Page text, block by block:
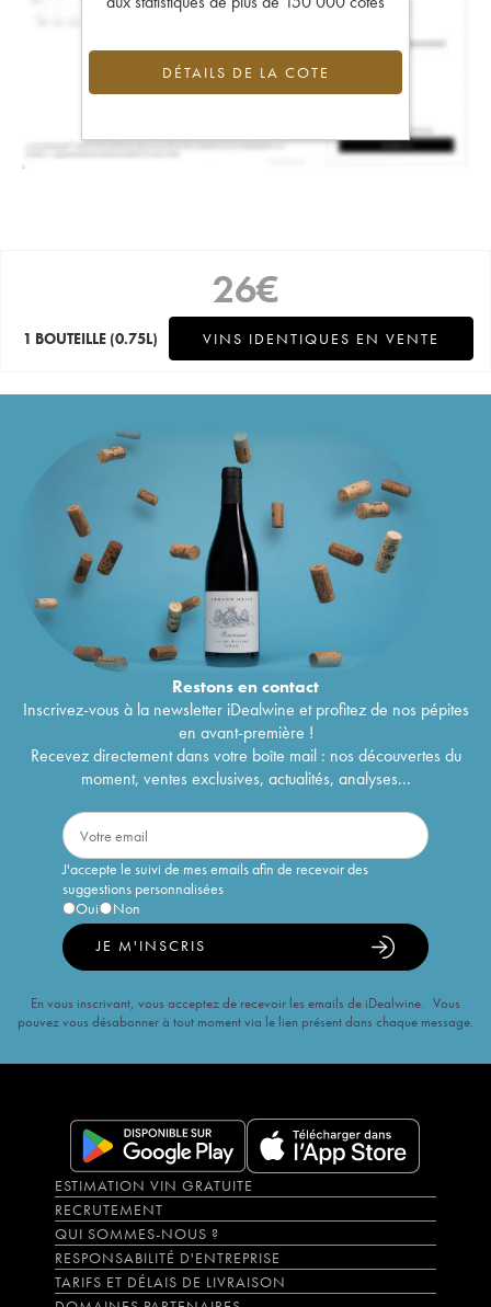
DÉTAILS DE LA COTE
26€
1 BOUTEILLE (0.75L) VINS IDENTIQUES EN VENTE
Restons encontact
Inscrivez-vous à la newsletter iDealwine et profitez de nos pépites
en avant-première !
Recevez directement dans votre boîte mail : nos découvertes du
moment, ventes exclusives, actualités, analyses...
J'accepte le suivi de mes emails afin de recevoir des
suggestions personnalisées
Oui
Non
JE M'INSCRIS
En vous inscrivant, vous acceptez de recevoir les emails de iDealwine. Vous
pouvez vous désabonner à tout moment via le lien présent dans chaque message.
ESTIMATION VIN GRATUITE
RECRUTEMENT
QUI SOMMES-NOUS ?
RESPONSABILITÉ D'ENTREPRISE
TARIFS ET DÉLAIS DE LIVRAISON